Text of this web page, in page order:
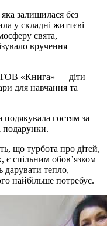
залишилася без
у складні життєві
свята,
вручення
ТОВ «Книга» — діти
для навчання та
гостям за
подарунки.
що турбота про дітей,
є спільним обов’язком
дарувати тепло,
найбільше потребує.